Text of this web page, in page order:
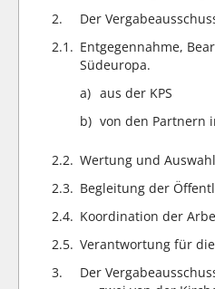
2.
Der
2.1. Entgegennahme,
Südeuropa.
aus der KPS
von den Partnern
2.2. Wertung und
2.3. Begleitung der
2.4. Koordination der
2.5. Verantwortung für
3.
Der